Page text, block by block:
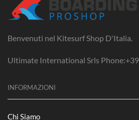
Benvenuti nel Kitesurf Shop D'Italia.
Ultimate International Srls
INFORMAZIONI
Chi Siamo